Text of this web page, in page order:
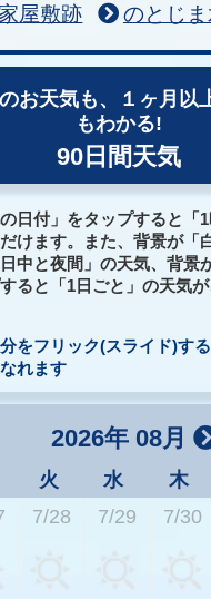
屋敷跡
のとじ
お天気も、
１ヶ月以
もわかる!
90日間天気
日付」をタップすると「
けます。また、背景が「
中と夜間」の天気、背景
ると「1日ごと」の天気
をフリック(スライド)す
れます
2026年 08月
火 水 木
7/28 7/29 7/30